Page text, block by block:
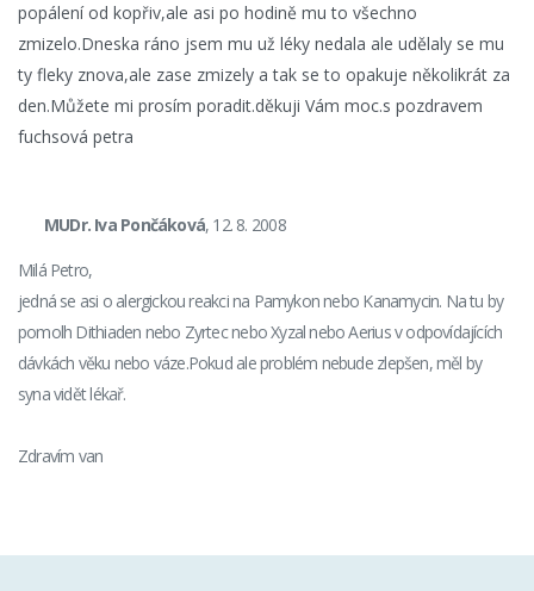
popálení od kopřiv,ale asi po hodině mu to všechno
zmizelo.Dneska ráno jsem mu už léky nedala ale udělaly se mu
ty fleky znova,ale zase zmizely a tak se to opakuje několikrát za
den.Můžete mi prosím poradit.děkuji Vám moc.s pozdravem
fuchsová petra
MUDr. Iva Pončáková, 12. 8. 2008
Milá Petro,
jedná se asi o alergickou reakci na Pamykon nebo Kanamycin. Na tu by
pomolh Dithiaden nebo Zyrtec nebo Xyzal nebo Aerius v odpovídajících
dávkách věku nebo váze.Pokud ale problém nebude zlepšen, měl by
syna vidět lékař.
Zdravím van